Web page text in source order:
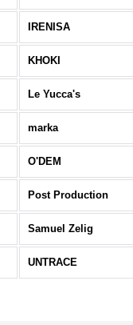
IRENISA
KHOKI
Le Yucca's
marka
O'DEM
Post Production
Samuel Zelig
UNTRACE